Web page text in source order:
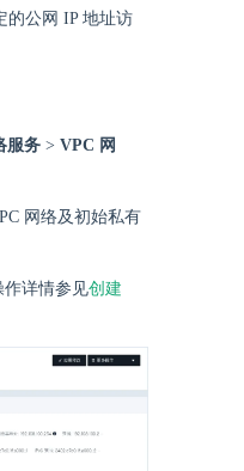
的公网 IP 地址访
服务 > VPC 网
网络及初始私有
作详情参见创建